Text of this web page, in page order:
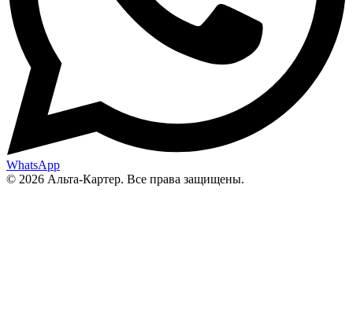
WhatsApp
© 2026 Альта-Картер. Все права защищены.